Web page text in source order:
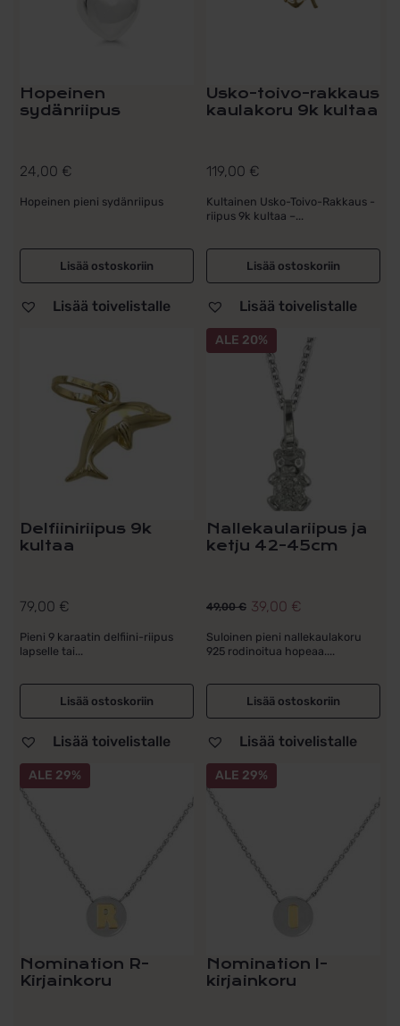
Hopeinen
sydänriipus
24,00 €
Hopeinen pieni sydänriipus
Lisää ostoskoriin
Lisää toivelistalle
Usko-toivo-rakkaus
kaulakoru 9k kultaa
119,00 €
Kultainen Usko-Toivo-Rakkaus -
riipus 9k kultaa –...
Lisää ostoskoriin
Lisää toivelistalle
Delfiiniriipus 9k
kultaa
79,00 €
Pieni 9 karaatin delfiini-riipus
lapselle tai...
Lisää ostoskoriin
Lisää toivelistalle
ALE 20%
Nallekaulariipus ja
ketju 42-45cm
49,00€
Alkuperäinen
hinta
oli:
49,00 €.
39,00 €
Nykyinen
hinta
on:
39,00 €.
Suloinen pieni nallekaulakoru
925 rodinoitua hopeaa....
Lisää ostoskoriin
Lisää toivelistalle
ALE 29%
Nomination R-
Kirjainkoru
ALE 29%
Nomination I-
kirjainkoru